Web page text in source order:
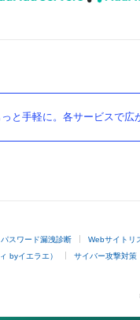
と手軽に。各サービスで広
パスワード漏洩診断 Webサイトリ
byイエラエ） サイバー攻撃対策